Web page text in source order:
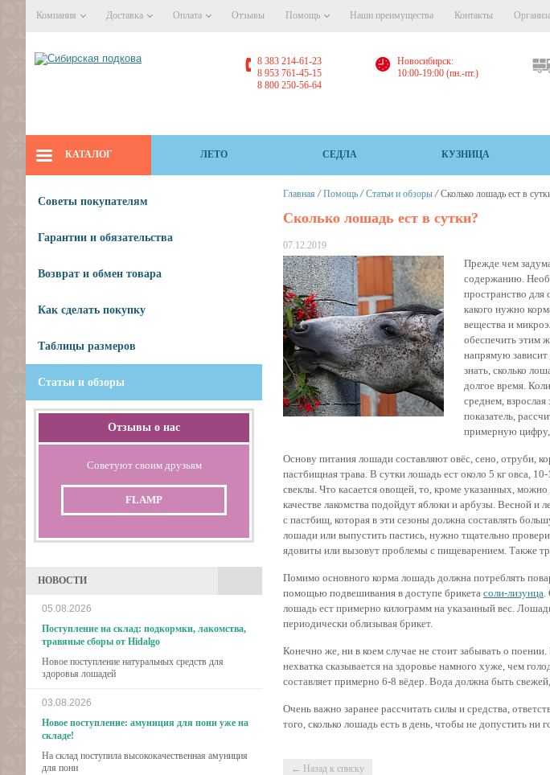
Компания Доставка Оплата Отзывы Помощь Наши преимущества Контакты
8 383 214-61-23
8 953 761-45-15
8 800 250-56-64
Новосибирск:
10:00-19:00 (пн.-пт.)
КАТАЛОГ ЛЕТО СЕДЛА КУЗНИЦА
Советы покупателям
Гарантии и обязательства
Возврат и обмен товара
Как сделать покупку
Таблицы размеров
Статьи и обзоры
Отзывы о нас
Советуют своим друзьям
FLAMP
НОВОСТИ
05.08.2026
Поступление на склад: подкормки, лакомства,
травяные сборы от Hidalgo
Новое поступление натуральных средств для
здоровья лошадей
03.08.2026
Новое поступление: амуниция для пони уже на
складе!
На склад поступила высококачественная амуниция
для пони
Главная / Помощь / Статьи и обзоры / Сколько лошадь ест в
Сколько лошадь ест в сутки?
07.12.2019
Прежде чем
содержанию.
пространство для
какого нужно
вещества и
обеспечить этим
напрямую
знать, сколько
долгое время.
среднем,
показатель,
примерную цифру,
Основу питания лошади составляют овёс, сено, отруби,
пастбищная трава. В сутки лошадь ест около 5 кг овса,
свеклы. Что касается овощей, то, кроме указанных,
качестве лакомства подойдут яблоки и арбузы. Весной и
с пастбищ, которая в эти сезоны должна составлять
лошади или выпустить пастись, нужно тщательно
ядовиты или вызовут проблемы с пищеварением. Также
Помимо основного корма лошадь должна потреблять
помощью подвешивания в доступе брикета соли-лизунца.
лошадь ест примерно килограмм на указанный вес.
периодически облизывая брикет.
Конечно же, ни в коем случае не стоит забывать о
нехватка сказывается на здоровье намного хуже, чем
составляет примерно 6-8 вёдер. Вода должна быть
Очень важно заранее рассчитать силы и средства,
того, сколько лошадь есть в день, чтобы не допустить ни
← Назад к списку